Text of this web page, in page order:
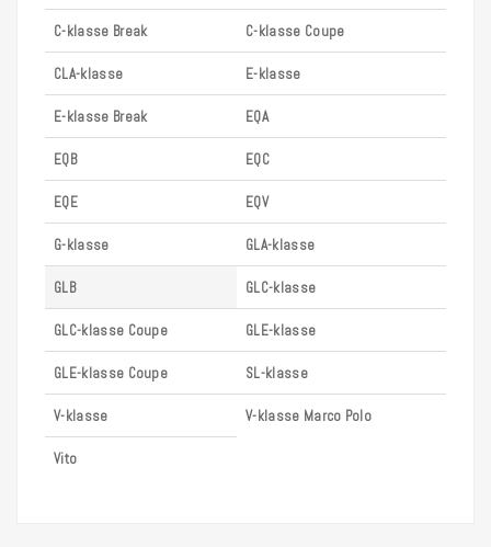
C-klasse Break C-klasse Coupe
CLA-klasse E-klasse
E-klasse Break EQA
EQB EQC
EQE EQV
G-klasse GLA-klasse
GLB GLC-klasse
GLC-klasse Coupe GLE-klasse
GLE-klasse Coupe SL-klasse
V-klasse V-klasse Marco Polo
Vito